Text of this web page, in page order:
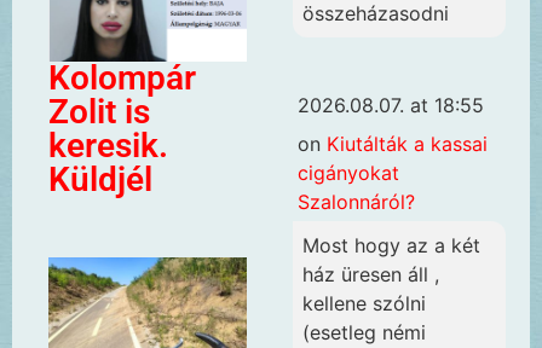
Kolompár
Zolit is
keresik.
Küldjél
összeházasodni
2026.08.07. at 18:55
on Kiutálták a kassai
cigányokat
Szalonnáról?
Most hogy az a két
ház üresen áll ,
kellene szólni
(esetleg némi